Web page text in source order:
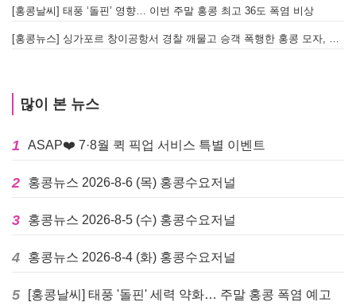
[홍콩날씨] 태풍 ‘돌핀’ 영향… 이번 주말 홍콩 최고 36도 폭염 비상
많이 본 뉴스
1 ASAP❤️ 7·8월 퀵 픽업 서비스 특별 이벤트
2 홍콩뉴스 2026-8-6 (목) 홍콩수요저널
3 홍콩뉴스 2026-8-5 (수) 홍콩수요저널
4 홍콩뉴스 2026-8-4 (화) 홍콩수요저널
5 [홍콩날씨] 태풍 '돌핀' 세력 약화… 주말 홍콩 폭염 예고